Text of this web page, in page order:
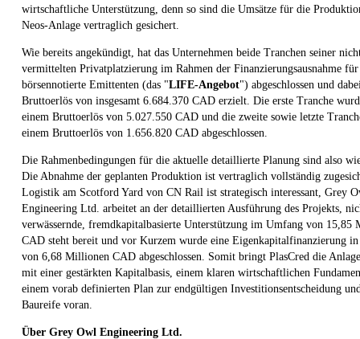
wirtschaftliche Unterstützung, denn so sind die Umsätze für die
Neos-Anlage vertraglich gesichert.
Wie bereits angekündigt, hat das Unternehmen beide Tranchen seiner
vermittelten Privatplatzierung im Rahmen der Finanzierungsausnahme für
börsennotierte Emittenten (das "LIFE-Angebot") abgeschlossen und
Bruttoerlös von insgesamt 6.684.370 CAD erzielt. Die erste Tranche
einem Bruttoerlös von 5.027.550 CAD und die zweite sowie letzte
einem Bruttoerlös von 1.656.820 CAD abgeschlossen.
Die Rahmenbedingungen für die aktuelle detaillierte Planung sind also
Die Abnahme der geplanten Produktion ist vertraglich vollständig
Logistik am Scotford Yard von CN Rail ist strategisch interessant, Grey
Engineering Ltd. arbeitet an der detaillierten Ausführung des Projekts,
verwässernde, fremdkapitalbasierte Unterstützung im Umfang von 15,85
CAD steht bereit und vor Kurzem wurde eine Eigenkapitalfinanzierung
von 6,68 Millionen CAD abgeschlossen. Somit bringt PlasCred die
mit einer gestärkten Kapitalbasis, einem klaren wirtschaftlichen
einem vorab definierten Plan zur endgültigen Investitionsentscheidung
Baureife voran.
Über Grey Owl Engineering Ltd.